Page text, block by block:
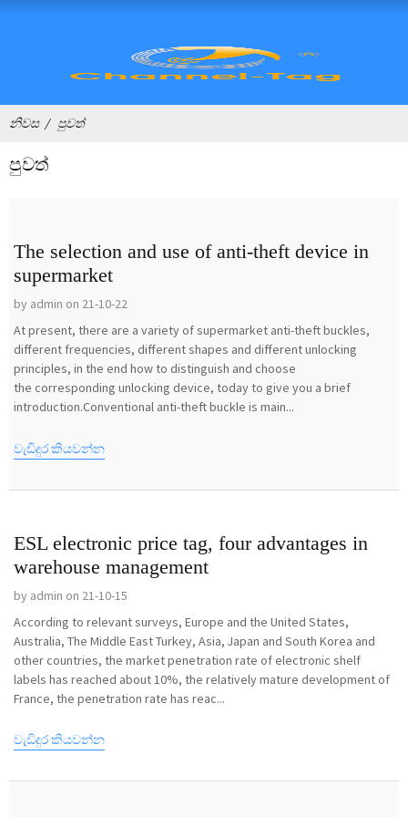
නිවස පුවත්
පුවත්
The selection and use of anti-theft device in
supermarket
by admin on 21-10-22
At present, there are a variety of supermarket anti-theft buckles,
different frequencies, different shapes and different unlocking
principles, in the end how to distinguish and choose
the corresponding unlocking device, today to give you a brief
introduction.Conventional anti-theft buckle is main...
වැඩිදුර කියවන්න
ESL electronic price tag, four advantages in
warehouse management
by admin on 21-10-15
According to relevant surveys, Europe and the United States,
Australia, The Middle East Turkey, Asia, Japan and South Korea and
other countries, the market penetration rate of electronic shelf
labels has reached about 10%, the relatively mature development of
France, the penetration rate has reac...
වැඩිදුර කියවන්න